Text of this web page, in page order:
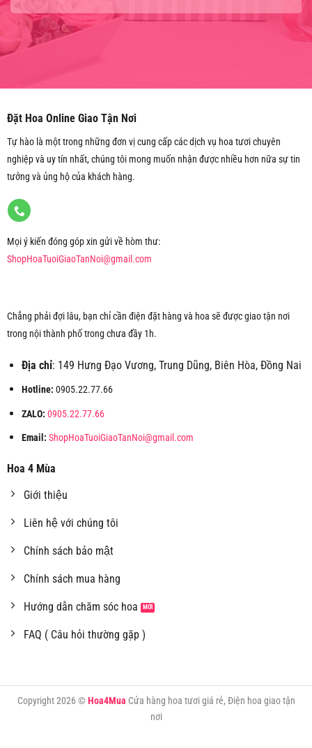
Đặt Hoa Online Giao Tận Nơi
Tự hào là một trong những đơn vị cung cấp các dịch vụ hoa tươi chuyên
nghiệp và uy tín nhất, chúng tôi mong muốn nhận được nhiều hơn nữa sự tin
tưởng và ủng hộ của khách hàng.
Mọi ý kiến đóng góp xin gửi về hòm thư:
ShopHoaTuoiGiaoTanNoi@gmail.com
Chẳng phải đợi lâu, bạn chỉ cần điện đặt hàng và hoa sẽ được giao tận nơi
trong nội thành phố trong chưa đầy 1h.
Địa chỉ: 149 Hưng Đạo Vương, Trung Dũng, Biên Hòa, Đồng Nai
Hotline: 0905.22.77.66
ZALO: 0905.22.77.66
Email: ShopHoaTuoiGiaoTanNoi@gmail.com
Hoa 4 Mùa
Giới thiệu
Liên hệ với chúng tôi
Chính sách bảo mật
Chính sách mua hàng
Hướng dẫn chăm sóc hoa
FAQ ( Câu hỏi thường gặp )
Copyright 2026 ©Hoa4Mua Cửa hàng hoa tươi giá rẻ, Điện hoa giao tận
nơi